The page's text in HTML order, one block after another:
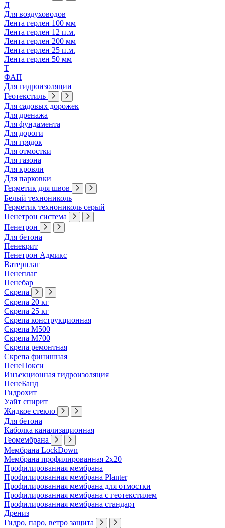
Д
Для воздуховодов
Лента герлен 100 мм
Лента герлен 12 п.м.
Лента герлен 200 мм
Лента герлен 25 п.м.
Лента герлен 50 мм
Т
ФАП
Для гидроизоляции
Геотекстиль
Для садовых дорожек
Для дренажа
Для фундамента
Для дороги
Для грядок
Для отмостки
Для газона
Для кровли
Для парковки
Герметик для швов
Белый технониколь
Герметик технониколь серый
Пенетрон система
Пенетрон
Для бетона
Пенекрит
Пенетрон Адмикс
Ватерплаг
Пенеплаг
Пенебар
Скрепа
Скрепа 20 кг
Скрепа 25 кг
Скрепа конструкционная
Скрепа М500
Скрепа М700
Скрепа ремонтная
Скрепа финишная
ПенеПокси
Инъекционная гидроизоляция
ПенеБанд
Гидрохит
Уайт спирит
Жидкое стекло
Для бетона
Каболка канализационная
Геомембрана
Мембрана LockDown
Мембрана профилированная 2х20
Профилированная мембрана
Профилированная мембрана Planter
Профилированная мембрана для отмостки
Профилированная мембрана с геотекстилем
Профилированная мембрана стандарт
Дрениз
Гидро, паро, ветро защита